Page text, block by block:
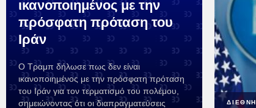
ικανοποιημένος με την
πρόσφατη πρόταση του
Ιράν
Ο Τραμπ δήλωσε πως δεν είναι
ικανοποιημένος με την πρόσφατη πρόταση
του Ιράν για τον τερματισμό του πολέμου,
σημειώνοντας ότι οι διαπραγματεύσεις
ΔΙΕΘΝΗ